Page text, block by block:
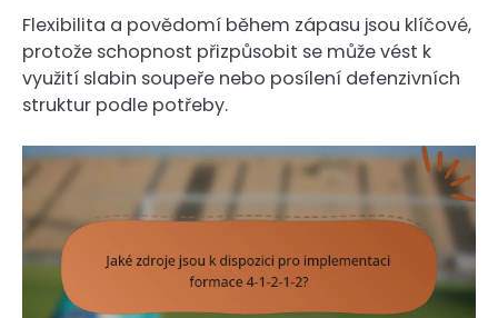
Flexibilita a povědomí během zápasu jsou klíčové,
protože schopnost přizpůsobit se může vést k
využití slabin soupeře nebo posílení defenzivních
struktur podle potřeby.